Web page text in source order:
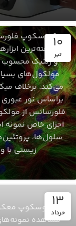
10
تیر
میکروسکوپ
پیشرفته‌ترین
و ژنتیک محسوب
مولکول‌های
می‌کند. برخلاف
براساس نور
فلورسانس از
اجزای خاص نمونه
سلول‌ها،
زیستی با
13
خرداد
میکروسکوپ
میکروسکوپ
مشاهده